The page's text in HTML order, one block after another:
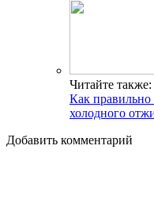
Читайте также:
Как правильно
холодного
Добавить комментарий